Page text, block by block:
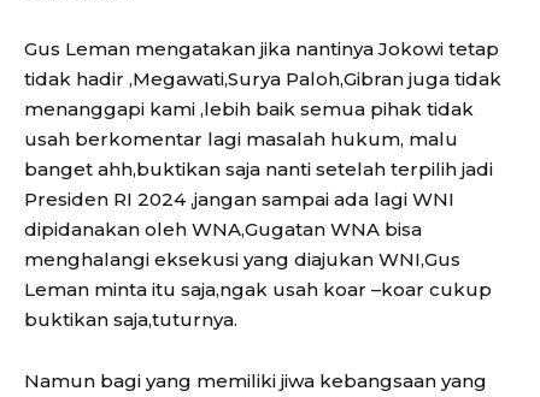
Gus Leman mengatakan jika nantinya Jokowi tetap
tidak hadir ,Megawati,Surya Paloh,Gibran juga tidak
menanggapi kami ,lebih baik semua pihak tidak
usah berkomentar lagi masalah hukum, malu
banget ahh,buktikan saja nanti setelah terpilih jadi
Presiden RI 2024 ,jangan sampai ada lagi WNI
dipidanakan oleh WNA,Gugatan WNA bisa
menghalangi eksekusi yang diajukan WNI,Gus
Leman minta itu saja,ngak usah koar –koar cukup
buktikan saja,tuturnya.
Namun bagi yang memiliki jiwa kebangsaan yang